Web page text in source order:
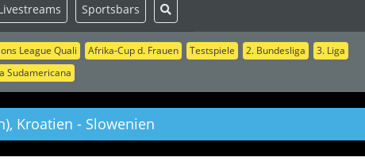
League Quali Afrika-Cup d. Frauen Testspiele 2. Bundesliga
3. Liga
Sudamericana
Sportsbars
Kroatien - Slowenien